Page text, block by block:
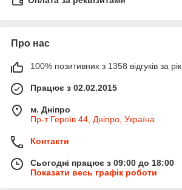
Про нас
100% позитивних з 1358 відгуків за рік
Працює з 02.02.2015
м. Дніпро
Пр-т Героїв 44, Дніпро, Україна
Контакти
Сьогодні працює з 09:00 до 18:00
Показати весь графік роботи